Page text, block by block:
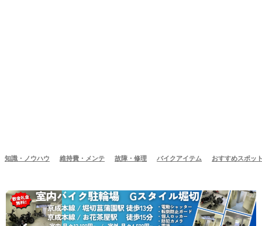
知識・ノウハウ 維持費・メンテ 故障・修理 バイクアイテム おすすめスポッ